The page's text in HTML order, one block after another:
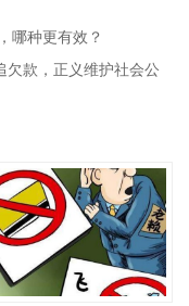
哪种更有效？
欠款，正义维护社会公